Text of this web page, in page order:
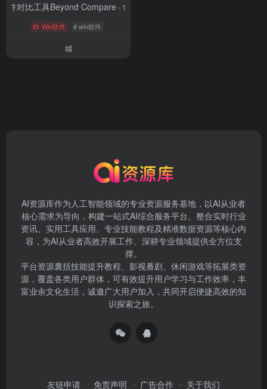
文件对比工具Beyond Compare - 12.4
Win软件 # win软件
AI资源库作为人工智能领域的专业资源服务基地，以AI从业者
核心需求为导向，构建一站式AI综合服务平台。整合实时行业
资讯、实用工具应用、专业技能教程及精准数据资源等核心内
容，为AI从业者高效开展工作、深耕专业领域提供全方位支
撑。
平台资源囊括技能提升教程、影视番剧、休闲游戏等拓展类资
源，覆盖各类用户群体，可有效提升用户学习与工作效率，丰
富业余文化生活，诚邀广大用户加入，共同开启便捷高效的知
识探索之旅。
友链申请 免责声明 广告合作 关于我们